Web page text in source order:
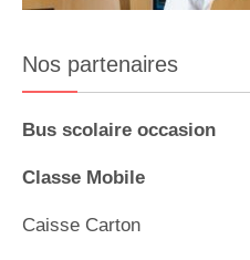
Nos partenaires
Bus scolaire occasion
Classe Mobile
Caisse Carton